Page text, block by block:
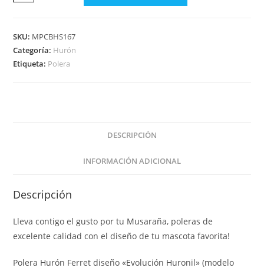
SKU: MPCBHS167
Categoría: Hurón
Etiqueta: Polera
DESCRIPCIÓN
INFORMACIÓN ADICIONAL
Descripción
Lleva contigo el gusto por tu Musaraña, poleras de
excelente calidad con el diseño de tu mascota favorita!
Polera Hurón Ferret diseño «Evolución Huronil» (modelo